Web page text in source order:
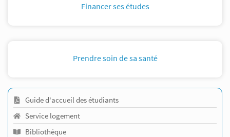
Financer ses études
Prendre soin de sa santé
Guide d'accueil des étudiants
Service logement
Bibliothèque